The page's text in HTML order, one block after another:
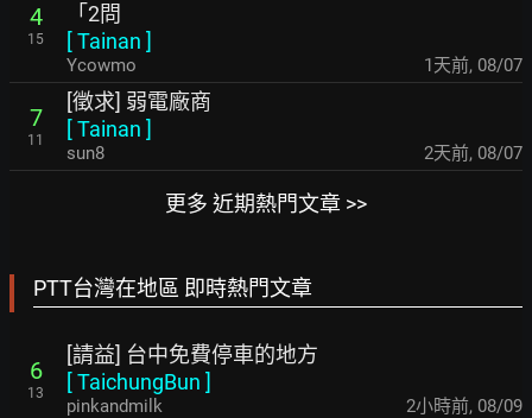
4
15
「2問
[Tainan ]
Ycowmo 1天前, 08/07
7
11
[徵求] 弱電廠商
[Tainan ]
sun8 2天前, 08/07
更多 近期熱門文章 >>
PTT台灣在地區 即時熱門文章
6
13
[請益] 台中免費停車的地方
[TaichungBun ]
pinkandmilk 2小時前, 08/09